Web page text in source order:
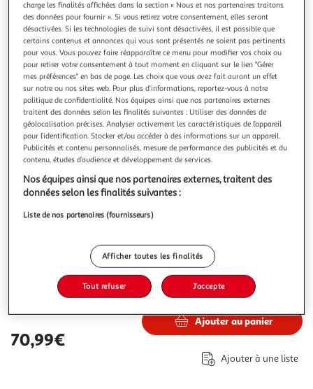
PARIS PRIX
Tableau Imprimé 3 Panneaux Japanese Adventure
Informations Techniques : Matière : Structure : Bois (Pin)
Revêtement : Toile Intissée Spécificités : Format :
Rectangulaire Tableau imprimée sur toile Impression Full
HD Haute Résolution 360 dpi Garantie une parfaite netteté
et profondeur des couleurs Protection UV pour une
résistance au soleil Ch
En savoir +
Vendu par Paris Prix
Couleur
Multicolore
Taille
60 x 90 cm
Plus d'options
Vendu par Paris Prix 70,99€
70,99€
Ajouter au panier
Ajouter à une liste
charge les finalités affichées dans la section « Nous et nos partenaires traitons
des données pour fournir ». Si vous retirez votre consentement, elles seront
désactivées. Si les technologies de suivi sont désactivées, il est possible que
certains contenus et annonces qui vous sont présentés ne soient pas pertinents
pour vous. Vous pouvez faire réapparaître ce menu pour modifier vos choix ou
pour retirer votre consentement à tout moment en cliquant sur le lien "Gérer
mes préférences" en bas de page. Les choix que vous avez fait auront un effet
sur notre ou nos sites web. Pour plus d’informations, reportez-vous à notre
politique de confidentialité. Nos équipes ainsi que nos partenaires externes
traitent des données selon les finalités suivantes : Utiliser des données de
géolocalisation précises. Analyser activement les caractéristiques de l’appareil
pour l’identification. Stocker et/ou accéder à des informations sur un appareil.
Publicités et contenu personnalisés, mesure de performance des publicités et du
contenu, études d’audience et développement de services.
Nos équipes ainsi que nos partenaires externes, traitent des
données selon les finalités suivantes :
Liste de nos partenaires (fournisseurs)
Afficher toutes les finalités
Tout refuser J'accepte